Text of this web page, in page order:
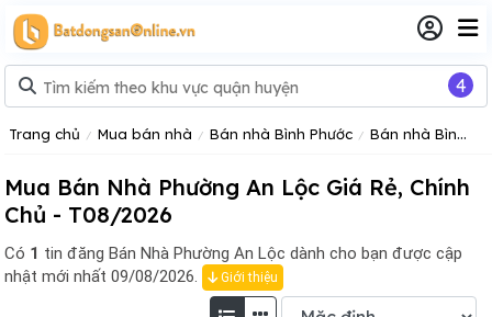
Trang chủ Mua bán nhà Bán nhà Bình Phước Bán nhà Bình Long
Mua Bán Nhà Phường An Lộc Giá Rẻ, Chính
Chủ - T08/2026
Có 1 tin đăng Bán Nhà Phường An Lộc dành cho bạn được cập
nhật mới nhất 09/08/2026.
Giới thiệu
4